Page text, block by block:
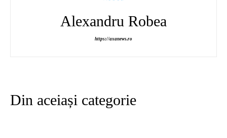
Alexandru Robea
https://axanews.ro
Din aceiași categorie